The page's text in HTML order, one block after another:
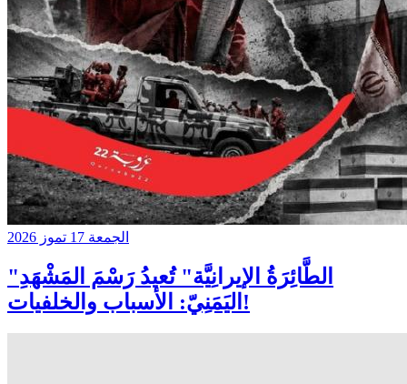
الجمعة 17 تموز 2026
"الطَّائِرَةُ الإيرانِيَّة" تُعيدُ رَسْمَ المَشْهَدِ
اليَمَنِيّ: الأسباب والخلفيات!